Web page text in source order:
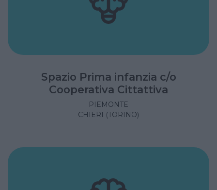
Spazio Prima infanzia c/o
Cooperativa Cittattiva
PIEMONTE
CHIERI (TORINO)